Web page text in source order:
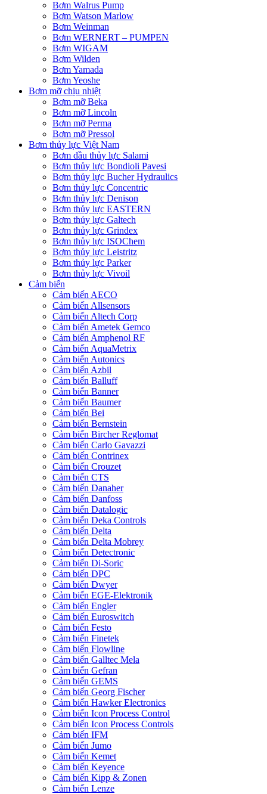
Bơm Walrus Pump
Bơm Watson Marlow
Bơm Weinman
Bơm WERNERT – PUMPEN
Bơm WIGAM
Bơm Wilden
Bơm Yamada
Bơm Yeoshe
Bơm mỡ chịu nhiệt
Bơm mỡ Beka
Bơm mỡ Lincoln
Bơm mỡ Perma
Bơm mỡ Pressol
Bơm thủy lực Việt Nam
Bơm dầu thủy lực Salami
Bơm thủy lực Bondioli Pavesi
Bơm thủy lực Bucher Hydraulics
Bơm thủy lực Concentric
Bơm thủy lực Denison
Bơm thủy lực EASTERN
Bơm thủy lực Galtech
Bơm thủy lực Grindex
Bơm thủy lực ISOChem
Bơm thủy lực Leistritz
Bơm thủy lực Parker
Bơm thủy lực Vivoil
Cảm biến
Cảm biến AECO
Cảm biến Allsensors
Cảm biến Altech Corp
Cảm biến Ametek Gemco
Cảm biến Amphenol RF
Cảm biến AquaMetrix
Cảm biến Autonics
Cảm biến Azbil
Cảm biến Balluff
Cảm biến Banner
Cảm biến Baumer
Cảm biến Bei
Cảm biến Bernstein
Cảm biến Bircher Reglomat
Cảm biến Carlo Gavazzi
Cảm biến Contrinex
Cảm biến Crouzet
Cảm biến CTS
Cảm biến Danaher
Cảm biến Danfoss
Cảm biến Datalogic
Cảm biến Deka Controls
Cảm biến Delta
Cảm biến Delta Mobrey
Cảm biến Detectronic
Cảm biến Di-Soric
Cảm biến DPC
Cảm biến Dwyer
Cảm biến EGE-Elektronik
Cảm biến Engler
Cảm biến Euroswitch
Cảm biến Festo
Cảm biến Finetek
Cảm biến Flowline
Cảm biến Galltec Mela
Cảm biến Gefran
Cảm biến GEMS
Cảm biến Georg Fischer
Cảm biến Hawker Electronics
Cảm biến Icon Process Control
Cảm biến Icon Process Controls
Cảm biến IFM
Cảm biến Jumo
Cảm biến Kemet
Cảm biến Keyence
Cảm biến Kipp & Zonen
Cảm biến Lenze